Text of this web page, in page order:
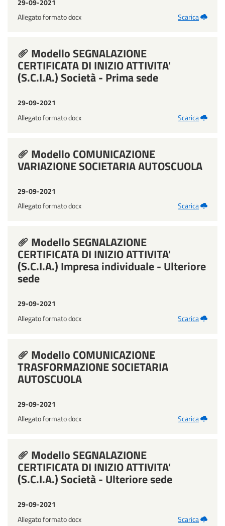
29-09-2021
Allegato formato docx
Scarica
Modello SEGNALAZIONE
CERTIFICATA DI INIZIO ATTIVITA'
(S.C.I.A.) Società - Prima sede
29-09-2021
Allegato formato docx
Scarica
Modello COMUNICAZIONE
VARIAZIONE SOCIETARIA AUTOSCUOLA
29-09-2021
Allegato formato docx
Scarica
Modello SEGNALAZIONE
CERTIFICATA DI INIZIO ATTIVITA'
(S.C.I.A.) Impresa individuale - Ulteriore
sede
29-09-2021
Allegato formato docx
Scarica
Modello COMUNICAZIONE
TRASFORMAZIONE SOCIETARIA
AUTOSCUOLA
29-09-2021
Allegato formato docx
Scarica
Modello SEGNALAZIONE
CERTIFICATA DI INIZIO ATTIVITA'
(S.C.I.A.) Società - Ulteriore sede
29-09-2021
Allegato formato docx
Scarica